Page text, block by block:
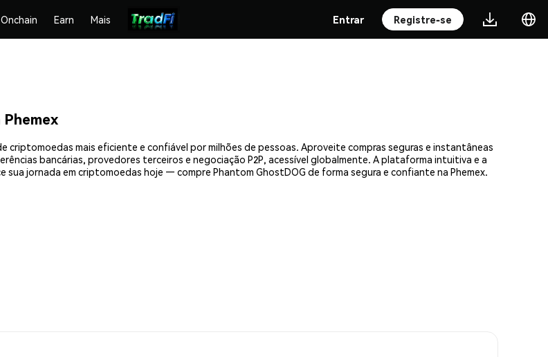
Onchain Earn Mais Entrar Registre-se
criptomoedas mais eficiente e confiável por milhões de pessoas. Aproveite compras seguras e instantâneas
bancárias, provedores terceiros e negociação P2P, acessível globalmente. A plataforma intuitiva e a
sua jornada em criptomoedas hoje — compre Phantom GhostDOG de forma segura e confiante na Phemex.